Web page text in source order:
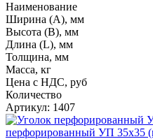
Наименование
Ширина (А), мм
Высота (В), мм
Длина (L), мм
Толщина, мм
Масса, кг
Цена с НДС, руб
Количество
Артикул: 1407
перфорированный УП 35х35